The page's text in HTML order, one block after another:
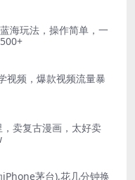
海玩法，操作简单，一
视频，爆款视频流量暴
卖复古漫画，太好卖
茅台),花几分钟换